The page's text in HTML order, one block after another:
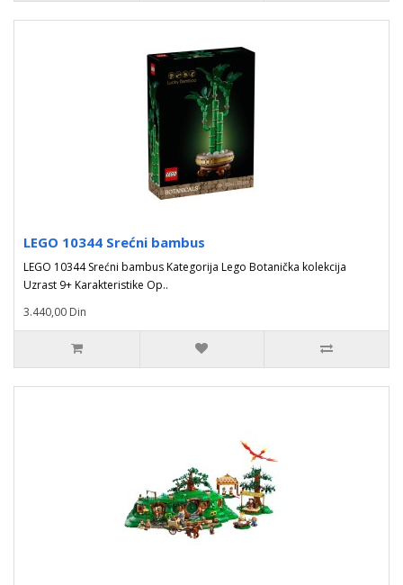
LEGO 10344 Srećni bambus
LEGO 10344 Srećni bambus Kategorija Lego Botanička kolekcija
Uzrast 9+ Karakteristike Op..
3.440,00 Din